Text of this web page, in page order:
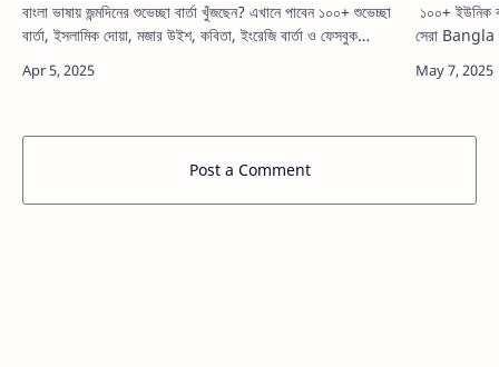
বাংলা ভাষায় জন্মদিনের শুভেচ্ছা বার্তা খুঁজছেন? এখানে পাবেন ১০০+ শুভেচ্ছা
বার্তা, ইসলামিক দোয়া, মজার উইশ, কবিতা, ইংরেজি বার্তা ও ফেসবুক
১০০+ ইউনিক
সেরা
…
Post a Comment